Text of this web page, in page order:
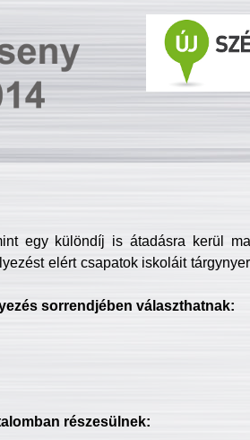
egy különdíj is átadásra kerül
elért csapatok iskoláit
sorrendjében választhatnak:
részesülnek: